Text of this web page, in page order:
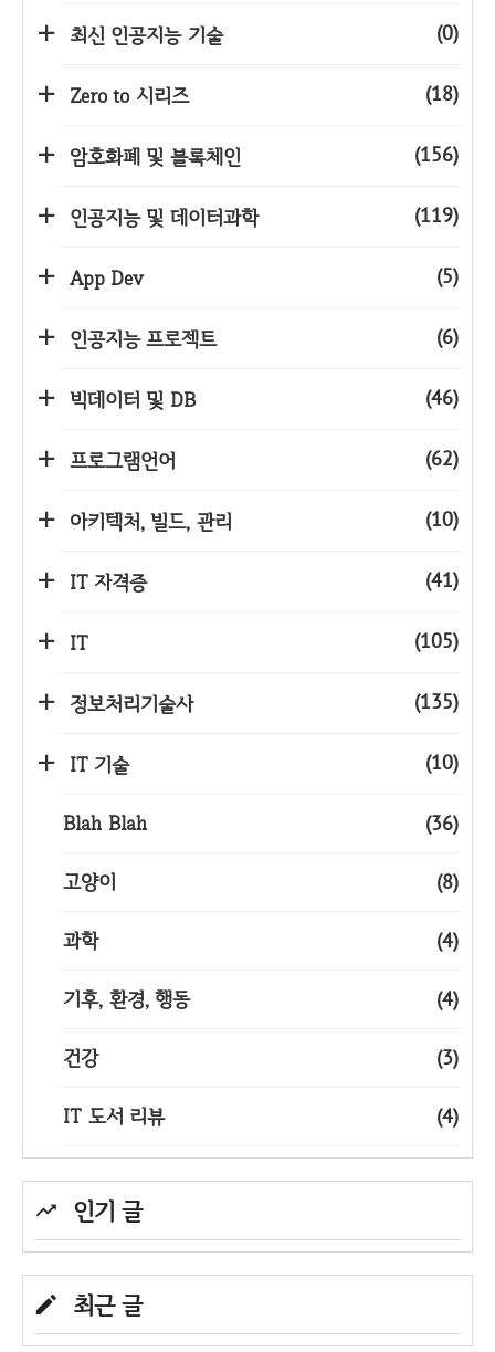
최신 인공지능 기술 (0)
Zero to 시리즈 (18)
암호화폐 및 블록체인 (156)
인공지능 및 데이터과학 (119)
App Dev (5)
인공지능 프로젝트 (6)
빅데이터 및 DB (46)
프로그램언어 (62)
아키텍처, 빌드, 관리 (10)
IT 자격증 (41)
IT (105)
정보처리기술사 (135)
IT 기술 (10)
Blah Blah (36)
고양이 (8)
과학 (4)
기후, 환경, 행동 (4)
건강 (3)
IT 도서 리뷰 (4)
인기 글
최근 글